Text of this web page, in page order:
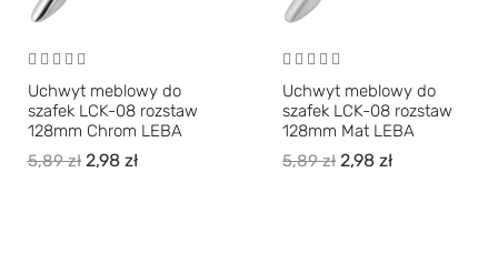
Uchwyt meblowy do
szafek LCK-08 rozstaw
128mm Chrom LEBA
5,89zł 2,98 zł
Uchwyt meblowy do
szafek LCK-08 rozstaw
128mm Mat LEBA
5,89zł 2,98 zł